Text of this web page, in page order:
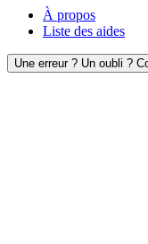
À propos
Liste des aides
Une erreur ? Un oubli ?